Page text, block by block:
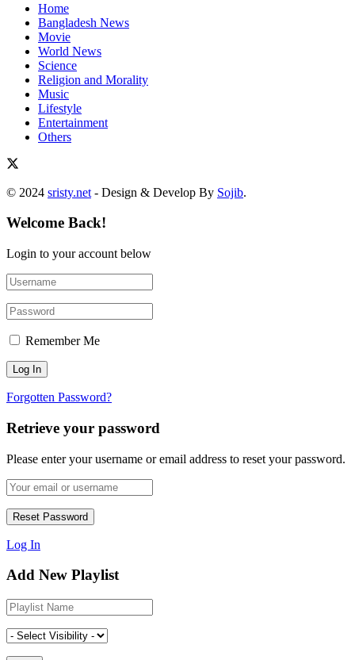
Home
Bangladesh News
Movie
World News
Science
Religion and Morality
Music
Lifestyle
Entertainment
Others
© 2024 sristy.net - Design & Develop By Sojib.
Welcome Back!
Login to your account below
Remember Me
Forgotten Password?
Retrieve your password
Please enter your username or email address to reset your password.
Log In
Add New Playlist